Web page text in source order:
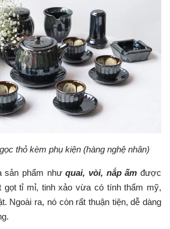
thỏ kèm phụ kiện (hàng nghệ nhân)
sản phẩm nhưquai, vòi, nắp ấm được
gọt tỉ mỉ, tinh xảo vừa có tính thẩm mỹ,
Ngoài ra, nó còn rất thuận tiện, dễ dàng